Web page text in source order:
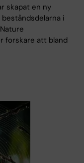
skapat en ny
i
forskare att bland